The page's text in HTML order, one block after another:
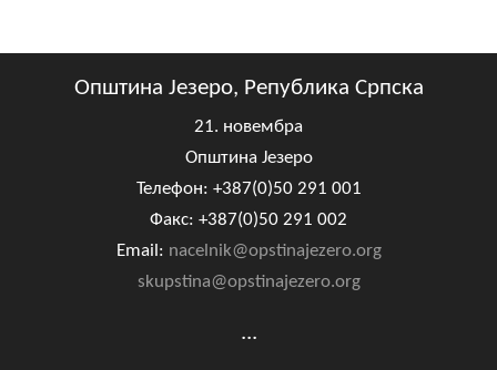
Општина Језеро, Република Српска
21. новембра
Општина Језеро
Телефон: +387(0)50 291 001
Факс: +387(0)50 291 002
Email: nacelnik@opstinajezero.org
skupstina@opstinajezero.org
...